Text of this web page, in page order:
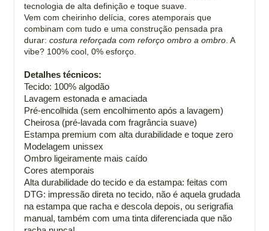
tecnologia de alta definição e toque suave.
Vem com cheirinho delícia, cores atemporais que
combinam com tudo e uma construção pensada pra
durar: costura reforçada com reforço ombro a ombro . A
vibe? 100% cool, 0% esforço.
Detalhes técnicos:
Tecido: 100% algodão
Lavagem estonada e amaciada
Pré-encolhida (sem encolhimento após a lavagem)
Cheirosa (pré-lavada com fragrância suave)
Estampa premium com alta durabilidade e toque zero
Modelagem unissex
Ombro ligeiramente mais caído
Cores atemporais
Alta durabilidade do tecido e da estampa: feitas com
DTG: impressão direta no tecido, não é aquela grudada
na estampa que racha e descola depois, ou serigrafia
manual, também com uma tinta diferenciada que não